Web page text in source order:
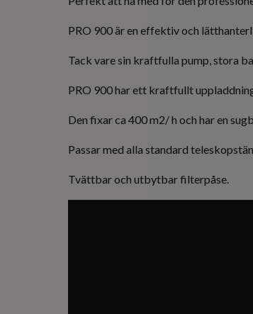
PRO 900 är en effektiv och
Tack vare sin kraftfulla pump, stora
PRO 900 har ett kraftfullt
Den fixar ca 400 m2/ h och har en
Passar med alla standard
Tvättbar och utbytbar filterpåse.